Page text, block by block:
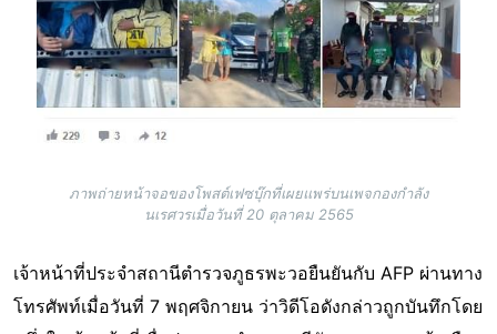
ภาพถ่ายหน้าจอของโพสต์เฟซบุ๊กที่เผยแพร่บนเพจกองกำลัง
นเรศวรเมื่อวันที่ 20 ตุลาคม 2565
เจ้าหน้าที่ประจำสถานีตำรวจภูธรพะวอยืนยันกับ AFP ผ่านทาง
โทรศัพท์เมื่อวันที่ 7 พฤศจิกายน ว่าวิดีโอดังกล่าวถูกบันทึกโดย